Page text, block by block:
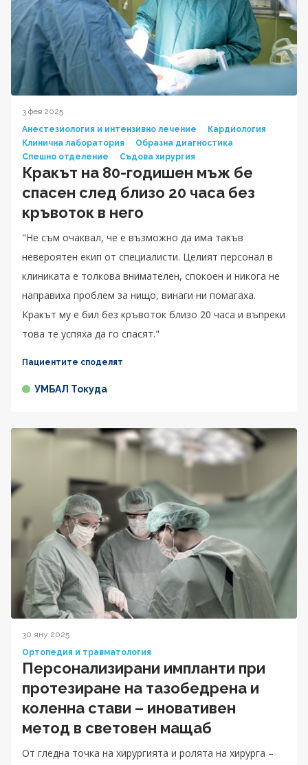
3 фев 2025
Анестезиология и интензивно лечение
Кардиология
Клинична лаборатория
Образна диагностика
Спешно отделение
Съдова хирургия
Кракът на 80-годишен мъж бе
спасен след близо 20 часа без
кръвоток в него
"Не съм очаквал, че е възможно да има такъв
невероятен екип от специалисти. Целият персонал в
клиниката е толкова внимателен, спокоен и никога не
направиха проблем за нищо, винаги ни помагаха.
Кракът му е бил без кръвоток близо 20 часа и въпреки
това те успяха да го спасят."
Пациентите споделят
УМБАЛ Токуда
30 яну 2025
Ортопедия и травматология
Персонализирани импланти при
протезиране на тазобедрена и
коленна стави – иновативен
метод в световен мащаб
От гледна точка на хирургията и ролята на хирурга –